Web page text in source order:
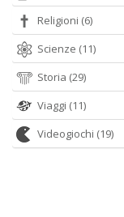
Religioni (6)
Scienze (11)
Storia (29)
Viaggi (11)
Videogiochi (19)